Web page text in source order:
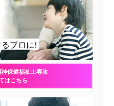
プロに!
保健福祉士専攻
はこちら